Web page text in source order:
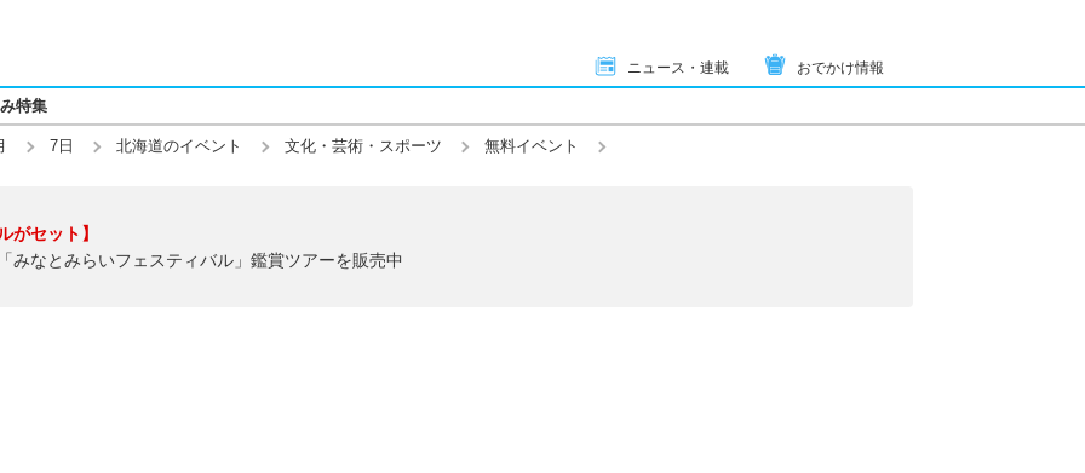
ニュース・連載 おでかけ情報
特集
7日 北海道のイベント 文化・芸術・スポーツ 無料イベント
がセット】
みなとみらいフェスティバル」鑑賞ツアーを販売中